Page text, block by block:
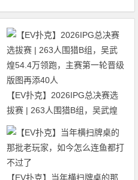
【EV扑克】2026IPG总决赛选
拔赛 | 263人围猎B组，吴武煌
54.4万领跑，主赛第一轮晋级版
【EV扑克】当年横扫牌桌的那